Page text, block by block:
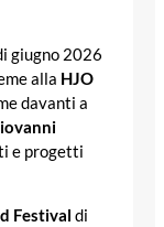
giugno 2026
alla HJO
davanti a
e progetti
Festival di